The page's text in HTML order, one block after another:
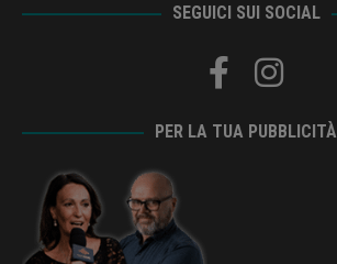
SEGUICI SUI SOCIAL
PER LA TUA PUBBLICITÀ